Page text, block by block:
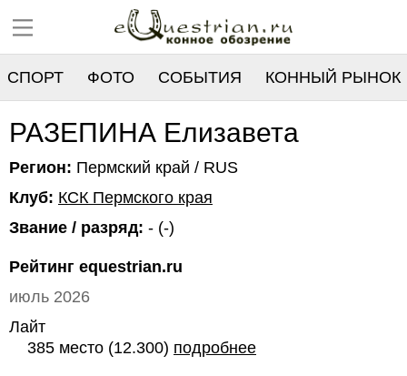
СПОРТ ФОТО СОБЫТИЯ КОННЫЙ РЫНОК
РЕЕСТР
РАЗЕПИНА Елизавета
Регион: Пермский край / RUS
Клуб: КСК Пермского края
Звание / разряд: - (-)
Рейтинг equestrian.ru
июль 2026
Лайт
385 место (12.300) подробнее